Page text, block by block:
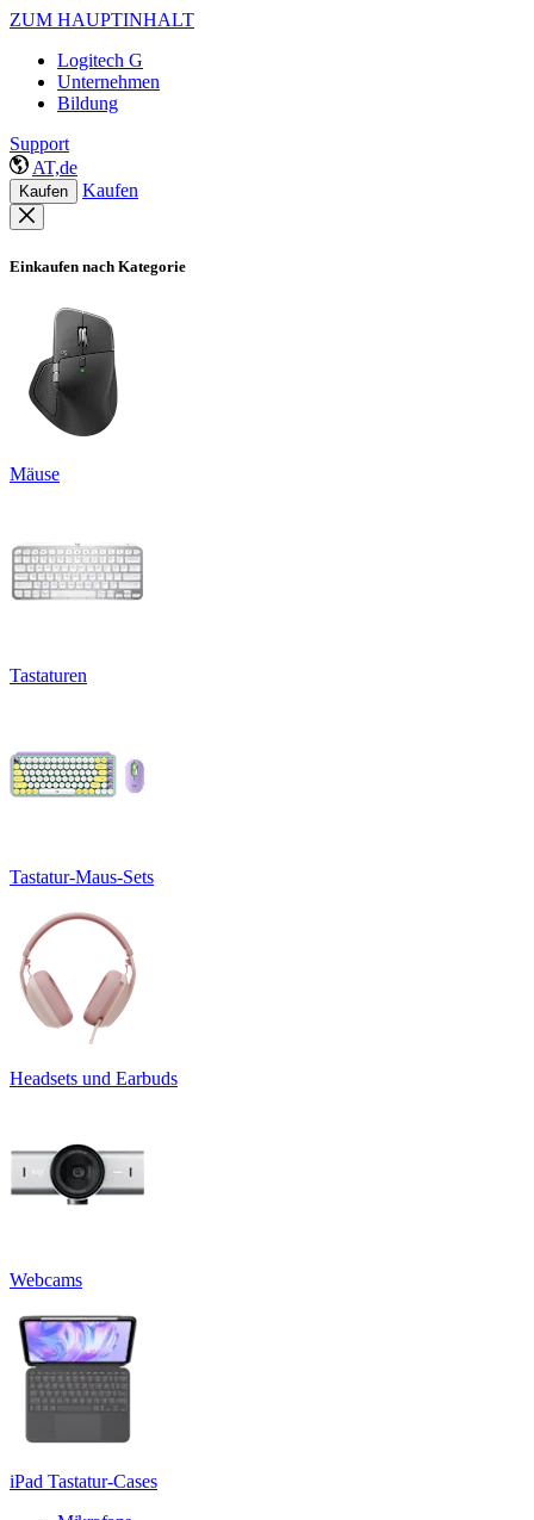
ZUM HAUPTINHALT
Logitech G
Unternehmen
Bildung
Support
AT,de
Kaufen Kaufen
Einkaufen nach Kategorie
Mäuse
Tastaturen
Tastatur-Maus-Sets
Headsets und Earbuds
Webcams
iPad Tastatur-Cases